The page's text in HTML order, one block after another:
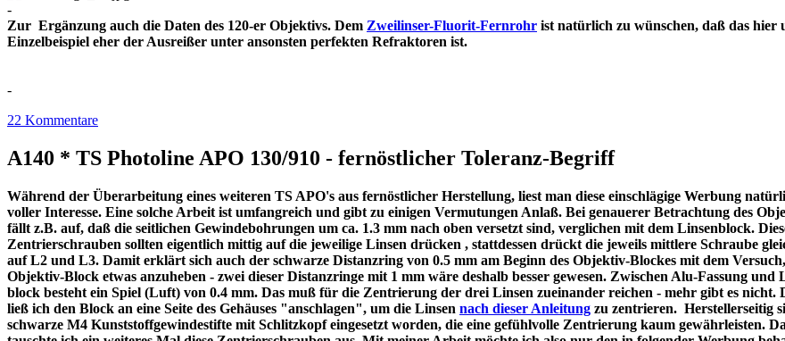
-
Zur Ergänzung auch die Daten des 120-er Objektivs. Dem Zweilinser-Fluorit-Fernrohr ist natürlich zu wünschen, daß das hier
Einzelbeispiel eher der Ausreißer unter ansonsten perfekten Refraktoren ist.
-
22 Kommentare
A140 * TS Photoline APO 130/910 - fernöstlicher Toleranz-Begriff
Während der Überarbeitung eines weiteren TS APO's aus fernöstlicher Herstellung, liest man diese einschlägige Werbung
voller Interesse. Eine solche Arbeit ist umfangreich und gibt zu einigen Vermutungen Anlaß. Bei genauerer Betrachtung des
fällt z.B. auf, daß die seitlichen Gewindebohrungen um ca. 1.3 mm nach oben versetzt sind, verglichen mit dem Linsenblock.
Zentrierschrauben sollten eigentlich mittig auf die jeweilige Linsen drücken , stattdessen drückt die jeweils mittlere Schraube
auf L2 und L3. Damit erklärt sich auch der schwarze Distanzring von 0.5 mm am Beginn des Objektiv-Blockes mit dem
Objektiv-Block etwas anzuheben - zwei dieser Distanzringe mit 1 mm wäre deshalb besser gewesen. Zwischen Alu-Fassung und
block besteht ein Spiel (Luft) von 0.4 mm. Das muß für die Zentrierung der drei Linsen zueinander reichen - mehr gibt es nicht.
ließ ich den Block an eine Seite des Gehäuses "anschlagen", um die Linsen nach dieser Anleitung zu zentrieren. Herstellerseitig
schwarze M4 Kunststoffgewindestifte mit Schlitzkopf eingesetzt worden, die eine gefühlvolle Zentrierung kaum gewährleisten.